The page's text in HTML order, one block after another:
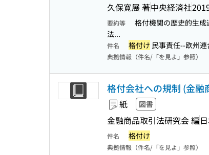
久保寛展 著中央経済社
要約等 格付機関の歴史的生成
法...
件名 格付け 民事責任--欧州
典拠情報（件名/「を見よ」参照）
格付会社への規制 (金融
紙 図書
金融商品取引法研究会 編
件名 格付け
典拠情報（件名/「を見よ」参照）